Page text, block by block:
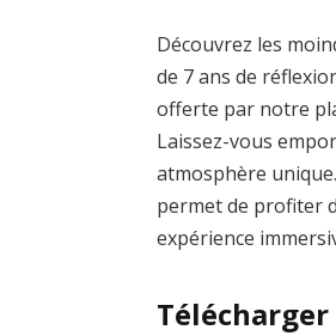
Découvrez les
de 7 ans de
offerte par notre
Laissez-vous
atmosphère
permet de profiter
expérience